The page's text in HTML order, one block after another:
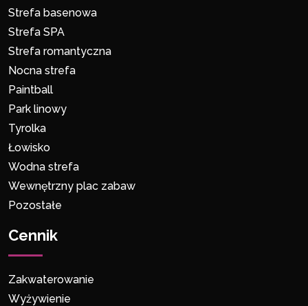
Strefa basenowa
Strefa SPA
Strefa romantyczna
Nocna strefa
Paintball
Park linowy
Tyrolka
Łowisko
Wodna strefa
Wewnętrzny plac zabaw
Pozostałe
Cennik
Zakwaterowanie
Wyżywienie